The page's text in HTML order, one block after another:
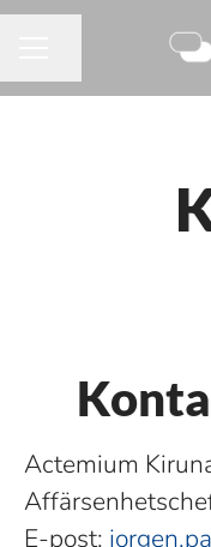
Actemium
E-post: